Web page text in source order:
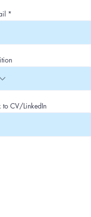
to CV/LinkedIn